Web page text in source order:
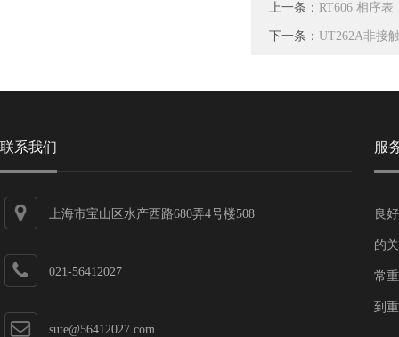
上一条： RT606 相序表
下一条： UT262A非接
联系我们
上海市宝山区水产西路680弄4号楼508
021-56412027
sute@56412027.com
服
良
的
常
到